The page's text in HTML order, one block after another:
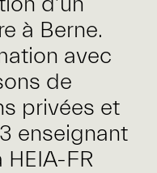
à Berne.
avec
de
privées et
enseignant
FR